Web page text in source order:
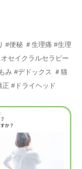
#便秘 ＃生理痛 #生理
セイクラルセラピー
み #デドックス ＃猫
#ドライヘッド